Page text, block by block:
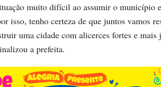
muito difícil ao assumir o município e
isso, tenho certeza de que juntos vamos
uma cidade com alicerces fortes e mais
a prefeita.